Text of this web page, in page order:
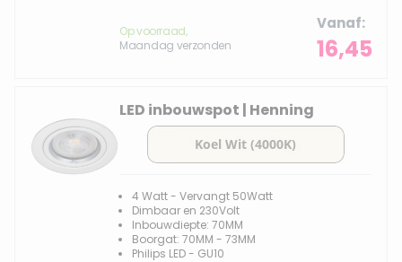
Op voorraad,
Maandag verzonden
Vanaf
16,45
LED inbouwspot | Henning
4 Watt - Vervangt 50Watt
Dimbaar en 230Volt
Inbouwdiepte: 70MM
Boorgat: 70MM - 73MM
Philips LED - GU10